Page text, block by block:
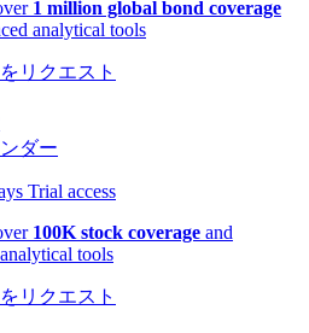
1 million global bond coverage
analytical tools
リクエスト
ダー
Trial access
100K stock coverage and
tools
リクエスト